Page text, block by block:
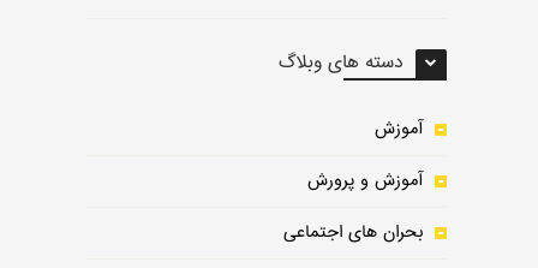
دسته های وبلاگ
آموزش
آموزش و پرورش
بحران های اجتماعی